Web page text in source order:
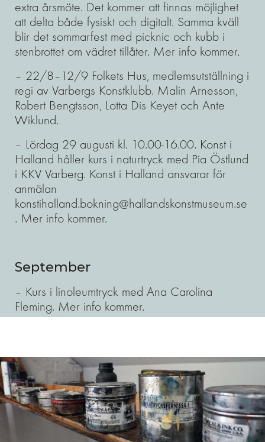
extra årsmöte. Det kommer att finnas möjlighet
att delta både fysiskt och digitalt. Samma kväll
blir det sommarfest med picknic och kubb i
stenbrottet om vädret tillåter. Mer info kommer.
– 22/8–12/9 Folkets Hus, medlemsutställning i
regi av Varbergs Konstklubb. Malin Arnesson,
Robert Bengtsson, Lotta Dis Keyet och Ante
Wiklund.
– Lördag 29 augusti kl. 10.00-16.00. Konst i
Halland håller kurs i naturtryck med Pia Östlund
i KKV Varberg. Konst i Halland ansvarar för
anmälan
konstihalland.bokning@hallandskonstmuseum.se
. Mer info kommer.
September
– Kurs i linoleumtryck med Ana Carolina
Fleming. Mer info kommer.